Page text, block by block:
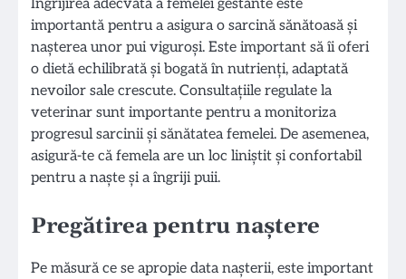
importantă pentru a asigura o sarcină sănătoasă și
nașterea unor pui viguroși. Este important să îi oferi
o dietă echilibrată și bogată în nutrienți, adaptată
nevoilor sale crescute. Consultațiile regulate la
veterinar sunt importante pentru a monitoriza
progresul sarcinii și sănătatea femelei. De asemenea,
asigură-te că femela are un loc liniștit și confortabil
pentru a naște și a îngriji puii.
Pregătirea pentru naștere
Pe măsură ce se apropie data nașterii, este important